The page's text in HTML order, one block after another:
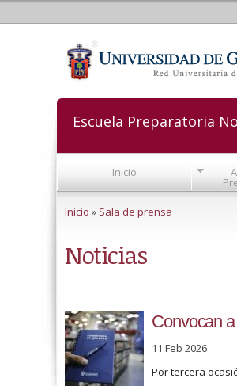
Escuela Preparatoria
Inicio
Inicio » Sala de prensa
Noticias
Convocan
11 Feb 2026
Por tercera